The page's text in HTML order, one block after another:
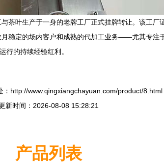
茶叶生产于一身的老牌工厂正式挂牌转让。该工
稳定的场内客户和成熟的代加工业务——尤其专注
行的持续经验红利。
：http://www.qingxiangchayuan.com/product/8.html
新时间：2026-08-08 15:28:21
产品列表